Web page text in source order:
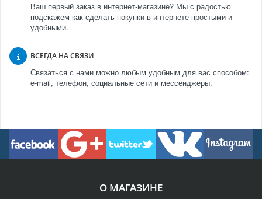
Ваш первый заказ в интернет-магазине? Мы с радостью
подскажем как сделать покупки в интернете простыми и
удобными.
ВСЕГДА НА СВЯЗИ
Связаться с нами можно любым удобным для вас способом:
e-mail, телефон, социальные сети и мессенджеры.
О МАГАЗИНЕ